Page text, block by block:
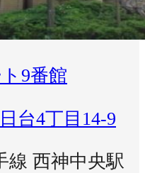
9番館
台4丁目14-9
線 西神中央駅